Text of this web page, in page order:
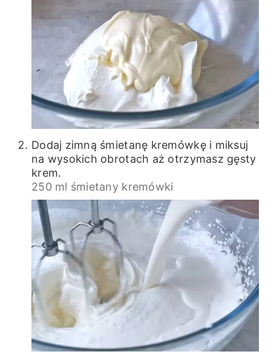
Dodaj zimną śmietanę kremówkę i miksuj
na wysokich obrotach aż otrzymasz gęsty
krem.
250 ml śmietany kremówki